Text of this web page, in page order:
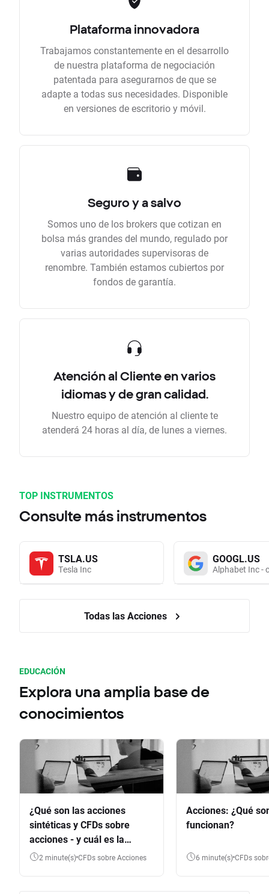
Plataforma innovadora
Trabajamos constantemente en el desarrollo
de nuestra plataforma de negociación
patentada para asegurarnos de que se
adapte a todas sus necesidades. Disponible
en versiones de escritorio y móvil.
Seguro y a salvo
Somos uno de los brokers que cotizan en
bolsa más grandes del mundo, regulado por
varias autoridades supervisoras de
renombre. También estamos cubiertos por
fondos de garantía.
Atención al Cliente en varios
idiomas y de gran calidad.
Nuestro equipo de atención al cliente te
atenderá 24 horas al día, de lunes a viernes.
TOP INSTRUMENTOS
Consulte más instrumentos
TSLA.US
Tesla Inc
GOOGL.US
Alphabet Inc -
Todas las Acciones
EDUCACIÓN
Explora una amplia base de
conocimientos
¿Qué son las acciones
sintéticas y CFDs sobre
acciones - y cuál es la
diferencia?
2 minute(s) CFDs sobre Acciones
Acciones: ¿Qué
funcionan?
6 minute(s) CFDs